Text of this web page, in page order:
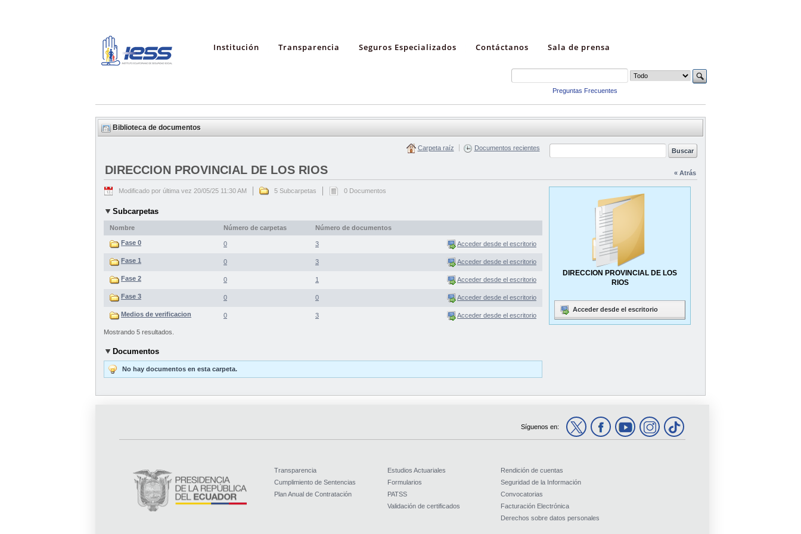
Institución Transparencia Seguros Especializados Contáctanos Sala de prensa
Preguntas Frecuentes
Biblioteca de documentos
Carpeta raíz Documentos recientes
« Atrás
DIRECCION PROVINCIAL DE LOS RIOS
Modificado por última vez 20/05/25 11:30 AM 5 Subcarpetas 0 Documentos
Subcarpetas
Nombre Número de carpetas Número de documentos
Fase 0 0 3 Acceder desde el escritorio
Fase 1 0 3 Acceder desde el escritorio
Fase 2 0 1 Acceder desde el escritorio
Fase 3 0 0 Acceder desde el escritorio
Medios de verificacion 0 3 Acceder desde el escritorio
Mostrando 5 resultados.
Documentos
No hay documentos en esta carpeta.
DIRECCION PROVINCIAL DE LOS
RIOS
Acceder desde el escritorio
Síguenos en:
Transparencia
Cumplimiento de Sentencias
Plan Anual de Contratación
Estudios Actuariales
Formularios
PATSS
Validación de certificados
Rendición de cuentas
Seguridad de la Información
Convocatorias
Facturación Electrónica
Derechos sobre datos personales